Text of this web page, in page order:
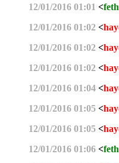
12/01/2016 01:01 <
12/01/2016 01:02 <
12/01/2016 01:02 <
12/01/2016 01:02 <
12/01/2016 01:04 <
12/01/2016 01:05 <
12/01/2016 01:05 <
12/01/2016 01:06 <